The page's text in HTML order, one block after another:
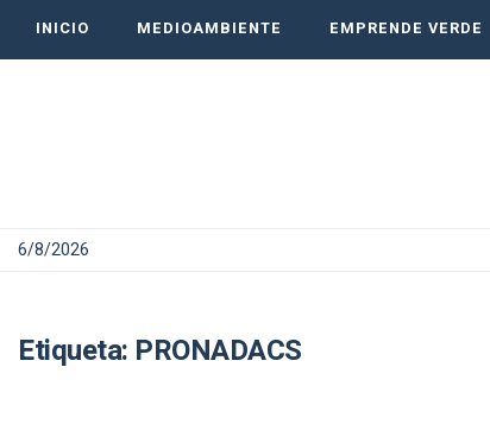
INICIO MEDIOAMBIENTE EMPRENDE VERDE
6/8/2026
Etiqueta: PRONADACS